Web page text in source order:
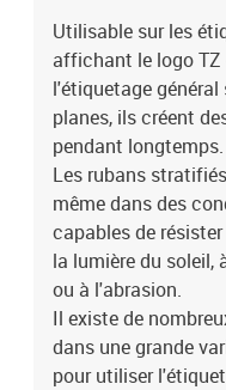
Utilisable sur les
affichant le logo
l'étiquetage
planes, ils créent
pendant longtemps.
Les rubans
même dans des
capables de
la lumière du soleil,
ou à l'abrasion.
Il existe de
dans une grande
pour utiliser